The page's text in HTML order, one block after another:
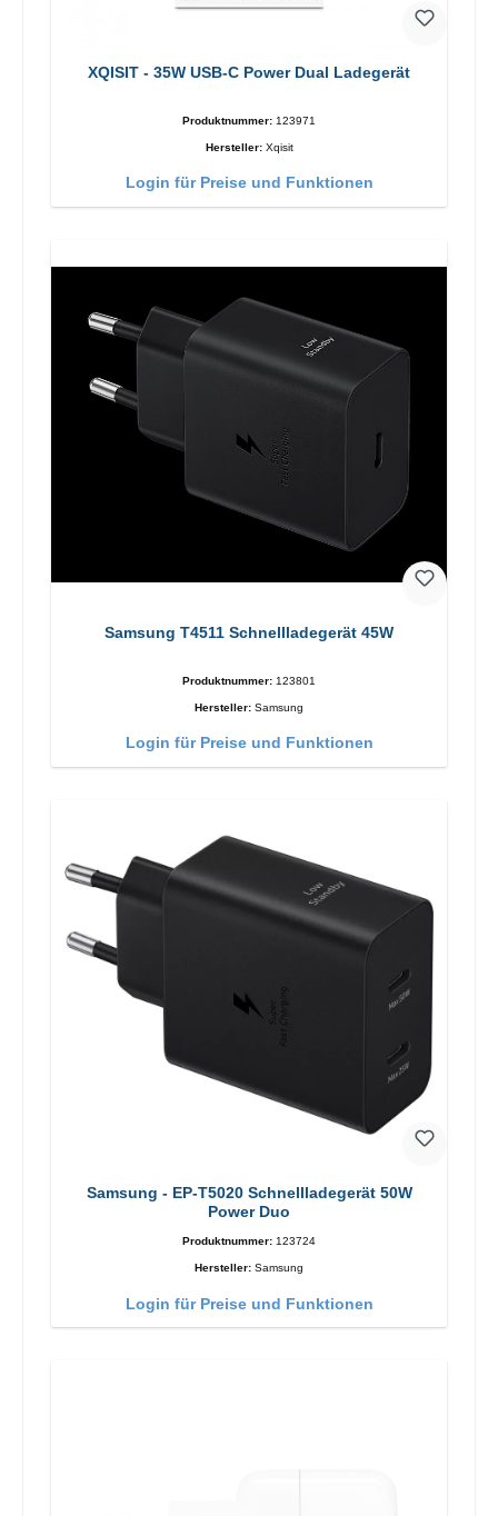
XQISIT - 35W USB-C Power Dual Ladegerät
Produktnummer: 123971
Hersteller: Xqisit
Login für Preise und Funktionen
Samsung T4511 Schnellladegerät 45W
Produktnummer: 123801
Hersteller: Samsung
Login für Preise und Funktionen
Samsung - EP-T5020 Schnellladegerät 50W
Power Duo
Produktnummer: 123724
Hersteller: Samsung
Login für Preise und Funktionen